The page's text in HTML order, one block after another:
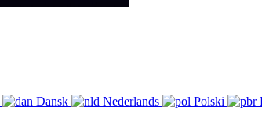
Dansk Nederlands Polski